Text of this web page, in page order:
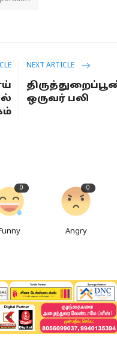
NEXT ARTICLE
ஒருவர் பலி
0 0
Angry